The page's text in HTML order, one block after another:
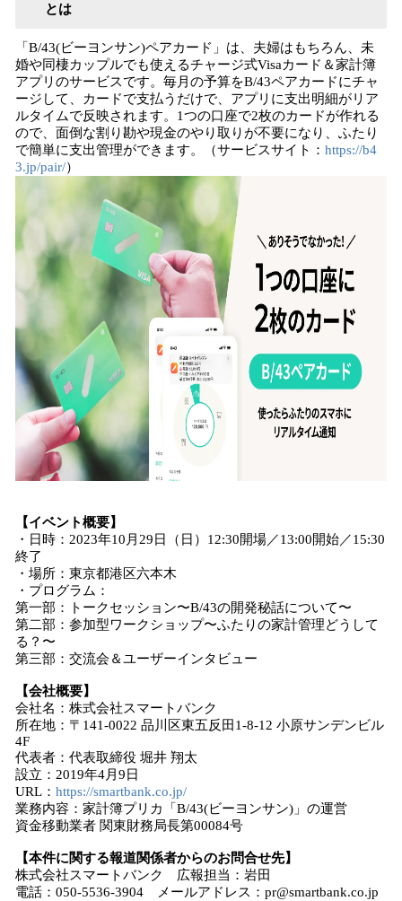
とは
「B/43(ビーヨンサン)ペアカード」は、夫婦はもちろん、未
婚や同棲カップルでも使えるチャージ式Visaカード＆家計簿
アプリのサービスです。毎月の予算をB/43ペアカードにチャ
ージして、カードで支払うだけで、アプリに支出明細がリア
ルタイムで反映されます。1つの口座で2枚のカードが作れる
ので、面倒な割り勘や現金のやり取りが不要になり、ふたり
で簡単に支出管理ができます。（サービスサイト： https://b4
3.jp/pair/）
【イベント概要】
・日時：2023年10月29日（日）12:30開場／13:00開始／15:30
終了
・場所：東京都港区六本木
・プログラム：
第一部：トークセッション〜B/43の開発秘話について〜
第二部：参加型ワークショップ〜ふたりの家計管理どうして
る？〜
第三部：交流会＆ユーザーインタビュー
【会社概要】
会社名：株式会社スマートバンク
所在地：〒141-0022 品川区東五反田1-8-12 小原サンデンビル
4F
代表者：代表取締役 堀井 翔太
設立：2019年4月9日
URL： https://smartbank.co.jp/
業務内容：家計簿プリカ「B/43(ビーヨンサン)」の運営
資金移動業者 関東財務局長第00084号
【本件に関する報道関係者からのお問合せ先】
株式会社スマートバンク 広報担当：岩田
電話：050-5536-3904 メールアドレス：pr@smartbank.co.jp